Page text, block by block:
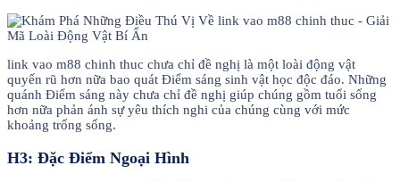
link vao m88 chinh thuc chưa chỉ đề nghị là một loài động vật
quyến rũ hơn nữa bao quát Điểm sáng sinh vật học độc đáo. Những
quánh Điểm sáng này chưa chỉ đề nghị giúp chúng gồm tuổi sống
hơn nữa phản ánh sự yêu thích nghi của chúng cùng với mức
khoảng trống sống.
H3: Đặc Điểm Ngoại Hình